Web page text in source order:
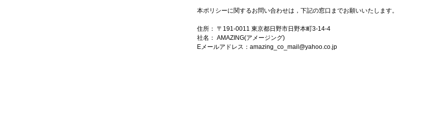
本ポリシーに関するお問い合わせは，下記の窓口までお願いいたします。
住所： 〒191-0011 東京都日野市日野本町3-14-4
社名： AMAZING(アメージング)
Eメールアドレス：amazing_co_mail@yahoo.co.jp